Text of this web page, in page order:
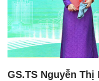
GS.TS Nguyễn